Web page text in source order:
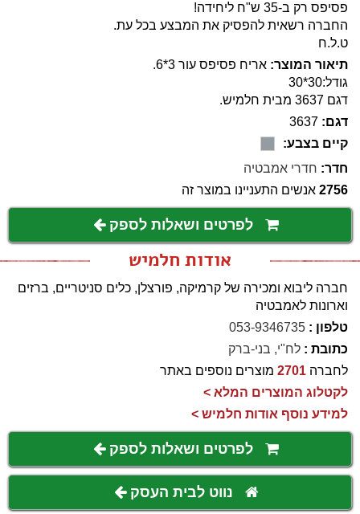
פסיפס רק ב-35 ש"ח ליחידה!
החברה רשאית להפסיק את המבצע בכל עת.
ט.ל.ח
תיאור המוצר: אריח פסיפס עור 3*6.
גודל:30*30
דגם 3637 מבית חלמיש.
דגם: 3637
קיים בצבע:
חדר: חדרי אמבטיה
2756 אנשים התעניינו במוצר זה
לפרטים ושאלות לספק
אודות חלמיש
חברה ליבוא ומכירה של קרמיקה, פורצלן, כלים סניטריים, ברזים
וארונות לאמבטיה
טלפון : 053-9346735
כתובת : לח"י, בני-ברק
לחברה 2701 מוצרים נוספים באתר
לקטלוג המוצרים המלא >
למידע נוסף אודות חלמיש >
לפרטים ושאלות לספק
נווט לבית העסק